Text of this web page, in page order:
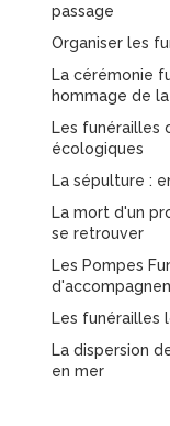
passage
Organiser les
La cérémonie
hommage de
Les funérailles
écologiques
La sépulture :
La mort d'un
se retrouver
Les Pompes
Les funérailles
La dispersion
en mer